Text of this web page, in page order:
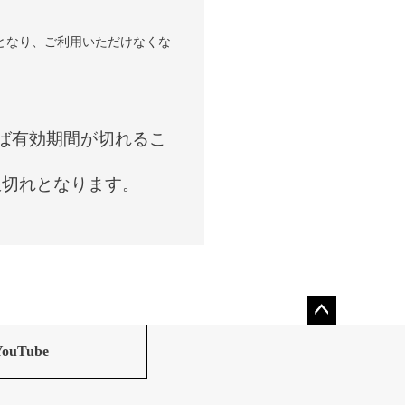
り、ご利用いただけなくな
有効期間が切れるこ
れとなります。